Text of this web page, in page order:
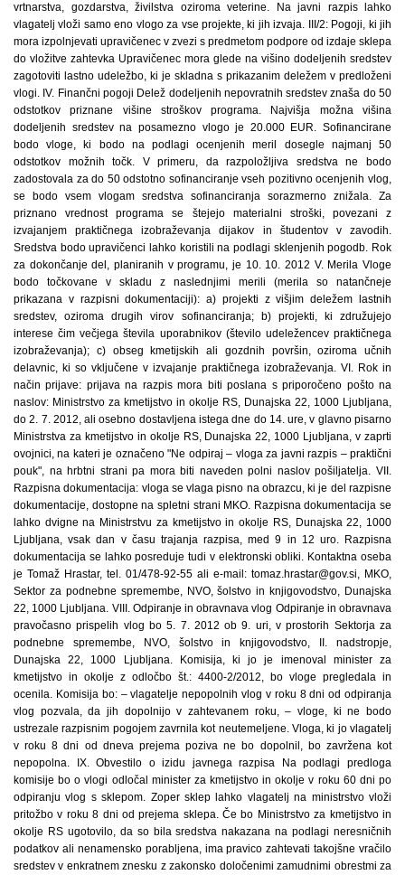
vrtnarstva, gozdarstva, živilstva oziroma veterine. Na javni razpis lahko
vlagatelj vloži samo eno vlogo za vse projekte, ki jih izvaja. III/2: Pogoji, ki jih
mora izpolnjevati upravičenec v zvezi s predmetom podpore od izdaje sklepa
do vložitve zahtevka Upravičenec mora glede na višino dodeljenih sredstev
zagotoviti lastno udeležbo, ki je skladna s prikazanim deležem v predloženi
vlogi. IV. Finančni pogoji Delež dodeljenih nepovratnih sredstev znaša do 50
odstotkov priznane višine stroškov programa. Najvišja možna višina
dodeljenih sredstev na posamezno vlogo je 20.000 EUR. Sofinancirane
bodo vloge, ki bodo na podlagi ocenjenih meril dosegle najmanj 50
odstotkov možnih točk. V primeru, da razpoložljiva sredstva ne bodo
zadostovala za do 50 odstotno sofinanciranje vseh pozitivno ocenjenih vlog,
se bodo vsem vlogam sredstva sofinanciranja sorazmerno znižala. Za
priznano vrednost programa se štejejo materialni stroški, povezani z
izvajanjem praktičnega izobraževanja dijakov in študentov v zavodih.
Sredstva bodo upravičenci lahko koristili na podlagi sklenjenih pogodb. Rok
za dokončanje del, planiranih v programu, je 10. 10. 2012 V. Merila Vloge
bodo točkovane v skladu z naslednjimi merili (merila so natančneje
prikazana v razpisni dokumentaciji): a) projekti z višjim deležem lastnih
sredstev, oziroma drugih virov sofinanciranja; b) projekti, ki združujejo
interese čim večjega števila uporabnikov (število udeležencev praktičnega
izobraževanja); c) obseg kmetijskih ali gozdnih površin, oziroma učnih
delavnic, ki so vključene v izvajanje praktičnega izobraževanja. VI. Rok in
način prijave: prijava na razpis mora biti poslana s priporočeno pošto na
naslov: Ministrstvo za kmetijstvo in okolje RS, Dunajska 22, 1000 Ljubljana,
do 2. 7. 2012, ali osebno dostavljena istega dne do 14. ure, v glavno pisarno
Ministrstva za kmetijstvo in okolje RS, Dunajska 22, 1000 Ljubljana, v zaprti
ovojnici, na kateri je označeno "Ne odpiraj – vloga za javni razpis – praktični
pouk", na hrbtni strani pa mora biti naveden polni naslov pošiljatelja. VII.
Razpisna dokumentacija: vloga se vlaga pisno na obrazcu, ki je del razpisne
dokumentacije, dostopne na spletni strani MKO. Razpisna dokumentacija se
lahko dvigne na Ministrstvu za kmetijstvo in okolje RS, Dunajska 22, 1000
Ljubljana, vsak dan v času trajanja razpisa, med 9 in 12 uro. Razpisna
dokumentacija se lahko posreduje tudi v elektronski obliki. Kontaktna oseba
je Tomaž Hrastar, tel. 01/478-92-55 ali e-mail: tomaz.hrastar@gov.si, MKO,
Sektor za podnebne spremembe, NVO, šolstvo in knjigovodstvo, Dunajska
22, 1000 Ljubljana. VIII. Odpiranje in obravnava vlog Odpiranje in obravnava
pravočasno prispelih vlog bo 5. 7. 2012 ob 9. uri, v prostorih Sektorja za
podnebne spremembe, NVO, šolstvo in knjigovodstvo, II. nadstropje,
Dunajska 22, 1000 Ljubljana. Komisija, ki jo je imenoval minister za
kmetijstvo in okolje z odločbo št.: 4400-2/2012, bo vloge pregledala in
ocenila. Komisija bo: – vlagatelje nepopolnih vlog v roku 8 dni od odpiranja
vlog pozvala, da jih dopolnijo v zahtevanem roku, – vloge, ki ne bodo
ustrezale razpisnim pogojem zavrnila kot neutemeljene. Vloga, ki jo vlagatelj
v roku 8 dni od dneva prejema poziva ne bo dopolnil, bo zavržena kot
nepopolna. IX. Obvestilo o izidu javnega razpisa Na podlagi predloga
komisije bo o vlogi odločal minister za kmetijstvo in okolje v roku 60 dni po
odpiranju vlog s sklepom. Zoper sklep lahko vlagatelj na ministrstvo vloži
pritožbo v roku 8 dni od prejema sklepa. Če bo Ministrstvo za kmetijstvo in
okolje RS ugotovilo, da so bila sredstva nakazana na podlagi neresničnih
podatkov ali nenamensko porabljena, ima pravico zahtevati takojšne vračilo
sredstev v enkratnem znesku z zakonsko določenimi zamudnimi obrestmi za